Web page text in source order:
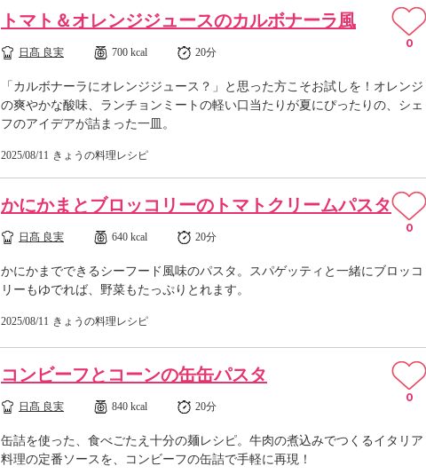
トマト＆オレンジジュースのカルボナーラ風
日髙 良実 700 kcal 20分
「カルボナーラにオレンジジュース？」と思った方こそお試しを！オレンジ
の爽やかな酸味、ランチョンミートの軽い口当たりが夏にぴったりの、シェ
フのアイデアが詰まった一皿。
2025/08/11 きょうの料理レシピ
0
かにかまとブロッコリーのトマトクリームパスタ
日髙 良実 640 kcal 20分
かにかまでできるシーフード風味のパスタ。スパゲッティと一緒にブロッコ
リーもゆでれば、野菜もたっぷりとれます。
2025/08/11 きょうの料理レシピ
0
コンビーフとコーンの缶缶パスタ
日髙 良実 840 kcal 20分
缶詰を使った、食べごたえ十分の麺レシピ。牛肉の煮込みでつくるイタリア
料理の定番ソースを、コンビーフの缶詰で手軽に再現！
0